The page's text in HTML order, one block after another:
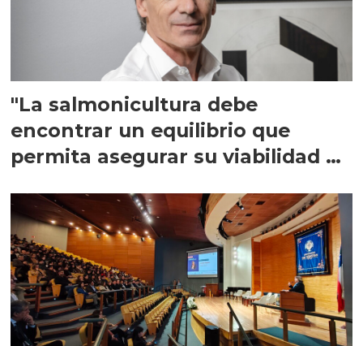
"La salmonicultura debe
encontrar un equilibrio que
permita asegurar su viabilidad de